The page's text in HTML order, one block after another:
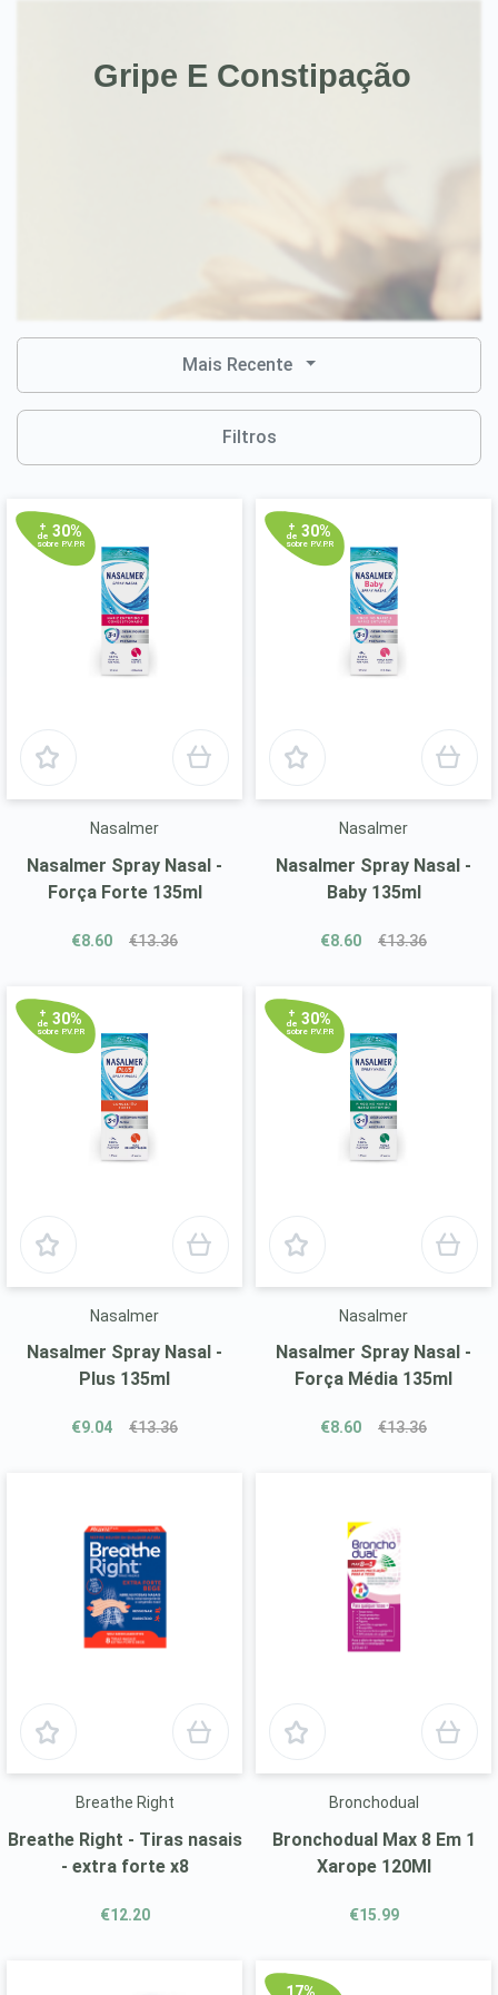
Gripe E Constipação
Mais Recente
Filtros
+
de 30%
sobre P.V.P.R
Nasalmer
Nasalmer Spray Nasal -
Força Forte 135ml
€8.60 €13.36
+
de 30%
sobre P.V.P.R
Nasalmer
Nasalmer Spray Nasal -
Baby 135ml
€8.60 €13.36
+
de 30%
sobre P.V.P.R
Nasalmer
Nasalmer Spray Nasal -
Plus 135ml
€9.04 €13.36
+
de 30%
sobre P.V.P.R
Nasalmer
Nasalmer Spray Nasal -
Força Média 135ml
€8.60 €13.36
Breathe Right
Breathe Right - Tiras nasais
- extra forte x8
€12.20
Bronchodual
Bronchodual Max 8 Em 1
Xarope 120Ml
€15.99